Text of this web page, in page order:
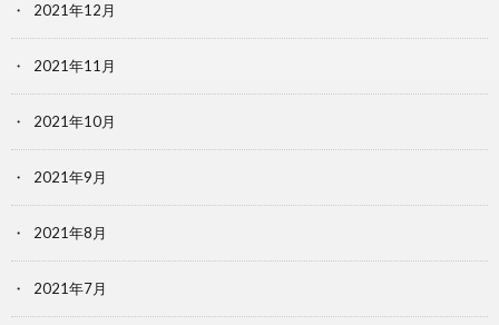
2021年12月
2021年11月
2021年10月
2021年9月
2021年8月
2021年7月